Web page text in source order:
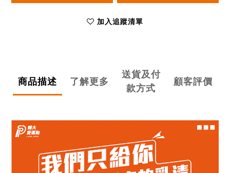
加入追蹤清單
商品描述 了解更多
送貨及付
款方式
顧客評價